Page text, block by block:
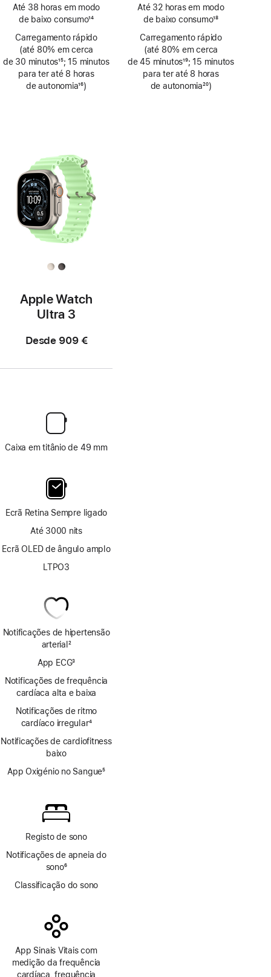
de
rodapé
Até 38 horas em modo
de baixo consumo
de
rodapé
14
Carregamento rápido
(até 80% em cerca
de 30 minutos
Nota
15; 15 minutos
para ter até 8 horas
de autonomia16)
de
rodapé
Até 32 horas em modo
de baixo consumo
de
rodapé
18
Carregamento rápido
(até 80% em cerca
de 45 minutos
Nota
19; 15 minutos
para ter até 8 horas
de autonomia20)
Apple Watch
Ultra 3
Desde 909 €
Caixa em titânio de 49 mm
Ecrã Retina Sempre ligado
Até 3000 nits
Ecrã OLED de ângulo amplo
LTPO3
Notificações de hipertensão
arterial
rodapé
2
App ECG
de
rodapé
3
Notificações de frequência
cardíaca alta e baixa
Notificações de ritmo
cardíaco irregular
de
4
Notificações de cardiofitness
baixo
App Oxigénio no Sangue5
Registo de sono
Notificações de apneia do
sono6
Classificação do sono
App Sinais Vitais com
medição da frequência
cardíaca, frequência